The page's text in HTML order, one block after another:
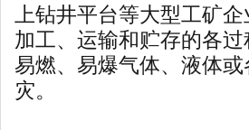
上钻井平台等大型工矿
加工、运输和贮存的各
易燃、易爆气体、液体
灾。